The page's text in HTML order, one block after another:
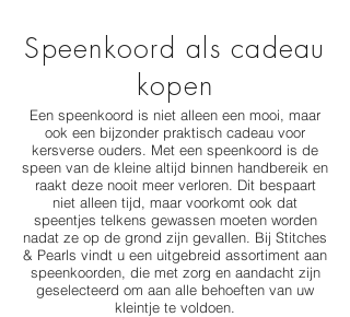
Speenkoord als cadeau
kopen
Een speenkoord is niet alleen een mooi, maar
ook een bijzonder praktisch cadeau voor
kersverse ouders. Met een speenkoord is de
speen van de kleine altijd binnen handbereik en
raakt deze nooit meer verloren. Dit bespaart
niet alleen tijd, maar voorkomt ook dat
speentjes telkens gewassen moeten worden
nadat ze op de grond zijn gevallen. Bij Stitches
& Pearls vindt u een uitgebreid assortiment aan
speenkoorden, die met zorg en aandacht zijn
geselecteerd om aan alle behoeften van uw
kleintje te voldoen.